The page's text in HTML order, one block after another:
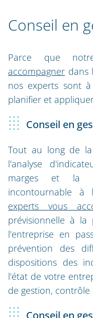
Conseil en
Parce que
accompagner dans
nos experts sont
planifier et
Conseil en
Tout au long de
l'analyse
marges et la
incontournable à
experts vous
prévisionnelle à
l'entreprise en
prévention des
dispositions des
l'état de votre
de gestion, contrôle
Conseil en